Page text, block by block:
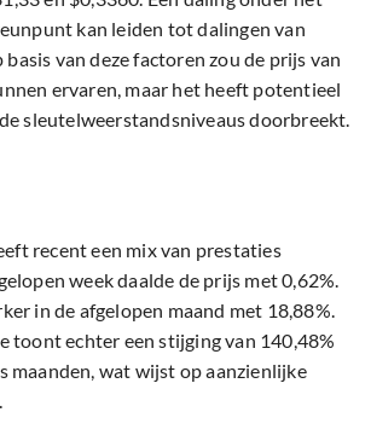
kan leiden tot dalingen van
basis van deze factoren zou de prijs van
ervaren, maar het heeft potentieel
sleutelweerstandsniveaus doorbreekt.
recent een mix van prestaties
week daalde de prijs met 0,62%.
in de afgelopen maand met 18,88%.
toont echter een stijging van 140,48%
maanden, wat wijst op aanzienlijke